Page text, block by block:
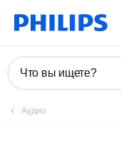
Что вы ищете?
Аудио